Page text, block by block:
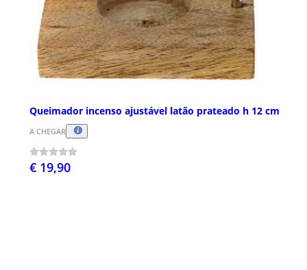
Queimador incenso ajustável latão prateado h 12 cm
A CHEGAR
€ 19,90